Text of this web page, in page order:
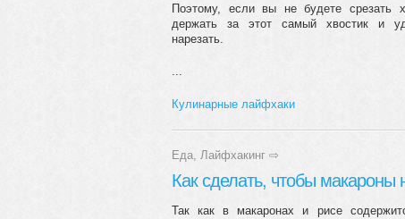
Поэтому, если вы не будете срезать
держать за этот самый хвостик и
нарезать.
...
Кулинарные лайфхаки
Еда Лайфхакинг ⇨
Как сделать, чтобы макароны
Так как в макаронах и рисе